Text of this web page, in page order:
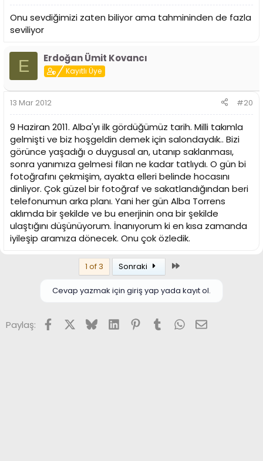
Onu sevdiğimizi zaten biliyor ama tahmininden de fazla
seviliyor
E Erdoğan Ümit Kovancı
Kayıtlı Üye
13 Mar 2012 #20
9 Haziran 2011. Alba'yı ilk gördüğümüz tarih. Milli takımla
gelmişti ve biz hoşgeldin demek için salondaydık.. Bizi
görünce yaşadığı o duygusal an, utanıp saklanması,
sonra yanımıza gelmesi filan ne kadar tatlıydı. O gün bi
fotoğrafını çekmişim, ayakta elleri belinde hocasını
dinliyor. Çok güzel bir fotoğraf ve sakatlandığından beri
telefonumun arka planı. Yani her gün Alba Torrens
aklımda bir şekilde ve bu enerjinin ona bir şekilde
ulaştığını düşünüyorum. İnanıyorum ki en kısa zamanda
iyileşip aramıza dönecek. Onu çok özledik.
1 of 3 Sonraki
Cevap yazmak için giriş yap yada kayıt ol.
Paylaş: FacebookX (Twitter)
BlueskyLinkedInPinterest
TumblrWhatsApp
E-posta